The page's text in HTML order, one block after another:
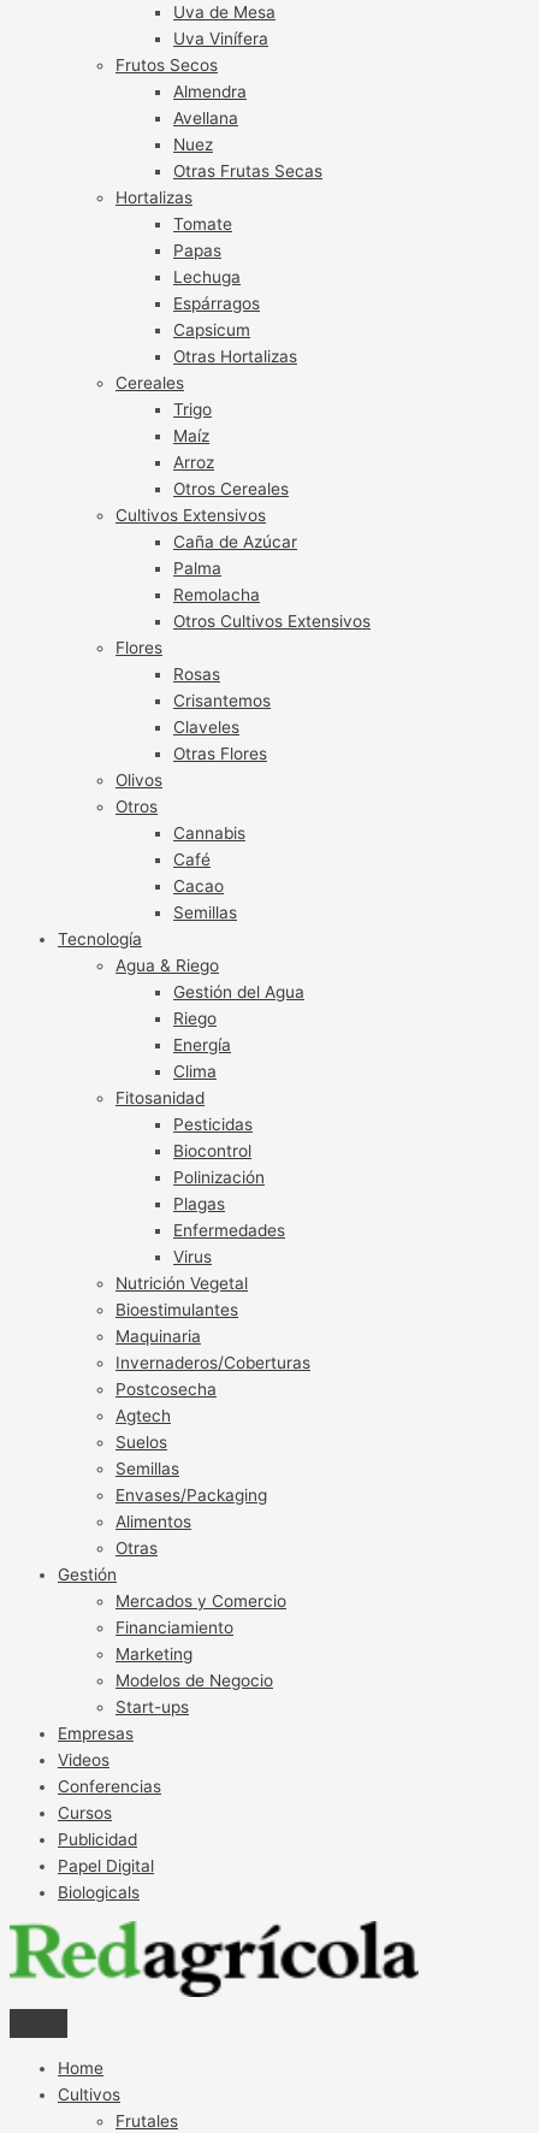
Uva de Mesa
Uva Vinífera
Frutos Secos
Almendra
Avellana
Nuez
Otras Frutas Secas
Hortalizas
Tomate
Papas
Lechuga
Espárragos
Capsicum
Otras Hortalizas
Cereales
Trigo
Maíz
Arroz
Otros Cereales
Cultivos Extensivos
Caña de Azúcar
Palma
Remolacha
Otros Cultivos Extensivos
Flores
Rosas
Crisantemos
Claveles
Otras Flores
Olivos
Otros
Cannabis
Café
Cacao
Semillas
Tecnología
Agua & Riego
Gestión del Agua
Riego
Energía
Clima
Fitosanidad
Pesticidas
Biocontrol
Polinización
Plagas
Enfermedades
Virus
Nutrición Vegetal
Bioestimulantes
Maquinaria
Invernaderos/Coberturas
Postcosecha
Agtech
Suelos
Semillas
Envases/Packaging
Alimentos
Otras
Gestión
Mercados y Comercio
Financiamiento
Marketing
Modelos de Negocio
Start-ups
Empresas
Videos
Conferencias
Cursos
Publicidad
Papel Digital
Biologicals
Home
Cultivos
Frutales